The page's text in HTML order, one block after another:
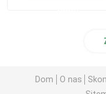
Dom O nas